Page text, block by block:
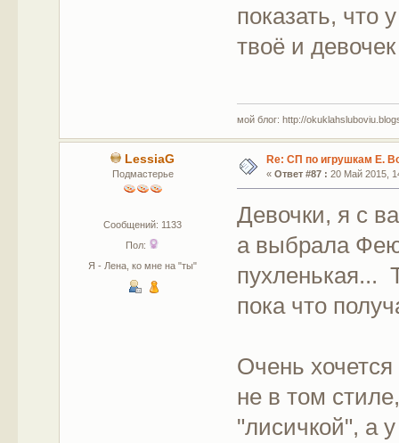
показать, что
твоё и
мой блог: http://
LessiaG
Подмастерье
Сообщений: 1133
Пол:
Я - Лена, ко мне на "ты"
Re: СП по игрушкам Е.
« Ответ #87 : 20 Май 2015,
Девочки, я с
а выбрала Фею
пухленькая...
пока что
Очень хочется
не в том
"лисичкой", а